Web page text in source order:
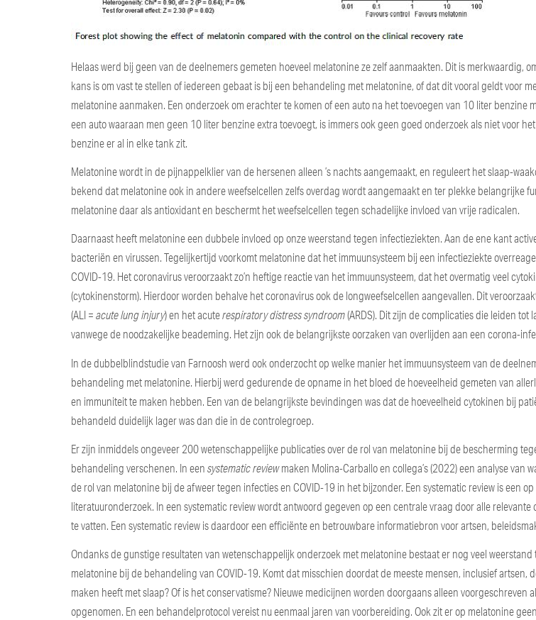
Helaas werd bij geen van de deelnemers gemeten hoeveel melatonine ze zelf aanmaakten. Dit is merkwaardig,
kans is om vast te stellen of iedereen gebaat is bij een behandeling met melatonine, of dat dit vooral geldt voor
melatonine aanmaken. Een onderzoek om erachter te komen of een auto na het toevoegen van 10 liter benzine
een auto waaraan men geen 10 liter benzine extra toevoegt, is immers ook geen goed onderzoek als niet voor
benzine er al in elke tank zit.
Melatonine wordt in de pijnappelklier van de hersenen alleen ’s nachts aangemaakt, en reguleert het slaap-
bekend dat melatonine ook in andere weefselcellen zelfs overdag wordt aangemaakt en ter plekke belangrijke
melatonine daar als antioxidant en beschermt het weefselcellen tegen schadelijke invloed van vrije radicalen.
Daarnaast heeft melatonine een dubbele invloed op onze weerstand tegen infectieziekten. Aan de ene kant
bacteriën en virussen. Tegelijkertijd voorkomt melatonine dat het immuunsysteem bij een infectieziekte
COVID-19. Het coronavirus veroorzaakt zo’n heftige reactie van het immuunsysteem, dat het overmatig veel
(cytokinenstorm). Hierdoor worden behalve het coronavirus ook de longweefselcellen aangevallen. Dit
(ALI =acute lung injury) en het acuterespiratory distress syndroom(ARDS). Dit zijn de complicaties die leiden tot
vanwege de noodzakelijke beademing. Het zijn ook de belangrijkste oorzaken van overlijden aan een corona-
In de dubbelblindstudie van Farnoosh werd ook onderzocht op welke manier het immuunsysteem van de
behandeling met melatonine. Hierbij werd gedurende de opname in het bloed de hoeveelheid gemeten van
en immuniteit te maken hebben. Een van de belangrijkste bevindingen was dat de hoeveelheid cytokinen bij
behandeld duidelijk lager was dan die in de controlegroep.
Er zijn inmiddels ongeveer 200 wetenschappelijke publicaties over de rol van melatonine bij de bescherming
behandeling verschenen. In eensystematic reviewmaken Molina-Carballo en collega’s (2022) een analyse van
de rol van melatonine bij de afweer tegen infecties en COVID-19 in het bijzonder. Een systematic review is een
literatuuronderzoek. In een systematic review wordt antwoord gegeven op een centrale vraag door alle
te vatten. Een systematic review is daardoor een efficiënte en betrouwbare informatiebron voor artsen,
Ondanks de gunstige resultaten van wetenschappelijk onderzoek met melatonine bestaat er nog veel
melatonine bij de behandeling van COVID-19. Komt dat misschien doordat de meeste mensen, inclusief artsen,
maken heeft met slaap? Of is het conservatisme? Nieuwe medicijnen worden doorgaans alleen voorgeschreven
opgenomen. En een behandelprotocol vereist nu eenmaal jaren van voorbereiding. Ook zit er op melatonine